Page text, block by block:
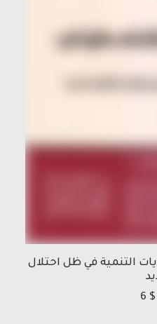
التنمية في ظل احتلال
6 $